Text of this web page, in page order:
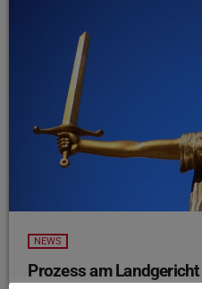
NEWS
Prozess am